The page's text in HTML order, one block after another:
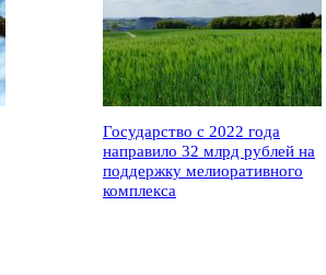
Государство с 2022 года
направило 32 млрд рублей на
поддержку мелиоративного
комплекса